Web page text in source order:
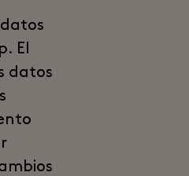
El
datos